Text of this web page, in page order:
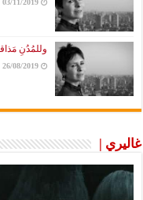
03/11/2019
وللمُدُنِ
26/08/2019
غاليري |